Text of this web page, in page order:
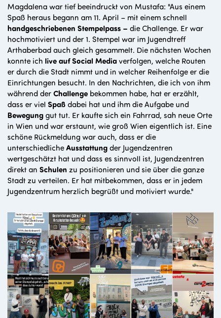
Magdalena war tief beeindruckt von Mustafa: "Aus einem
Spaß heraus begann am 11. April – mit einem schnell
handgeschriebenen Stempelpass – die Challenge. Er war
hochmotiviert und der 1. Stempel war im Jugendtreff
Arthaberbad auch gleich gesammelt. Die nächsten Wochen
konnte ich live auf Social Mediaverfolgen, welche Routen
er durch die Stadt nimmt und in welcher Reihenfolge er die
Einrichtungen besucht. In den Nachrichten, die ich von ihm
während derChallenge bekommen habe, hat er erzählt,
dass er viel Spaß dabei hat und ihm die Aufgabe und
Bewegunggut tut. Er kaufte sich ein Fahrrad, sah neue Orte
in Wien und war erstaunt, wie groß Wien eigentlich ist. Eine
schöne Rückmeldung war auch, dass er die
unterschiedlicheAusstattungder Jugendzentren
wertgeschätzt hat und dass es sinnvoll ist, Jugendzentren
direkt an Schulen zu positionieren und sie über die ganze
Stadt zu verteilen. Er hat mitbekommen, dass er in jedem
Jugendzentrum herzlich begrüßt und motiviert wurde."